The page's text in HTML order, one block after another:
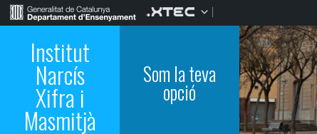
Institut
Narcís
Xifra i
Masmitjà
Som la teva
opció